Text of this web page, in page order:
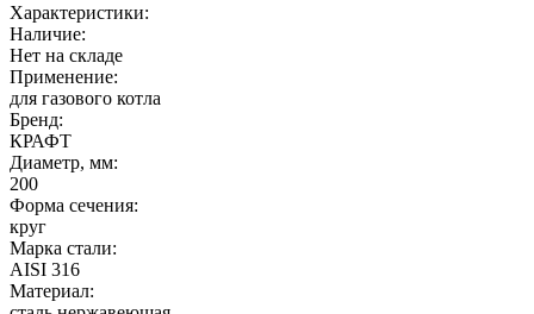
Характеристики:
Наличие:
Нет на складе
Применение:
для газового котла
Бренд:
КРАФТ
Диаметр, мм:
200
Форма сечения:
круг
Марка стали:
AISI 316
Материал: